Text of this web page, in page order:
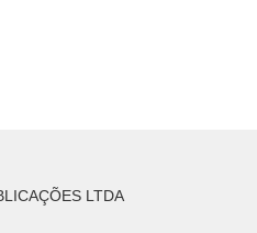
LTDA